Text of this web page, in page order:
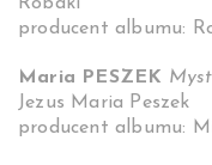
producent albumu:
Maria PESZEK
Jezus Maria Peszek
producent albumu: